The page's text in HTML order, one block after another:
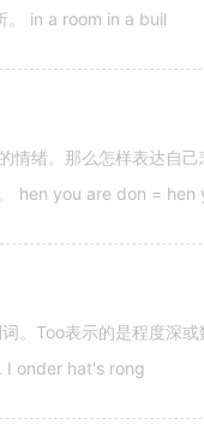
。 in a room in a buil
情绪。那么怎样表达自
hen you are don = hen
Too表示的是程度深
I onder hat's rong